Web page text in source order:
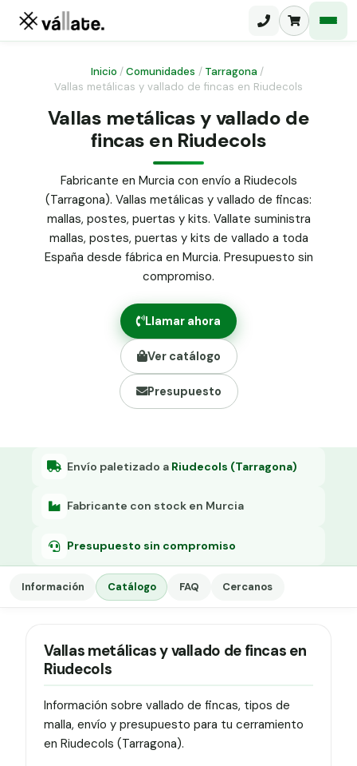
Malla ganadera
Malla simple torsión
Malla triple torsión
Panel malla H.
Puerta abatible dos hojas
Puerta acceso peatonal
Poste malla Hércules
Poste malla simple torsión
Alambre de espino galvanizado
Abrazadera PVC malla H.
Grapa malla H.
Grapadora
Tensor galvanizado
Inicio /Comunidades / Tarragona /
Vallas metálicas y vallado de fincas en Riudecols
Vallas metálicas y vallado de
fincas en Riudecols
Fabricante en Murcia con envío a Riudecols
(Tarragona). Vallas metálicas y vallado de fincas:
mallas, postes, puertas y kits. Vallate suministra
mallas, postes, puertas y kits de vallado a toda
España desde fábrica en Murcia. Presupuesto sin
compromiso.
Llamar ahora
Ver catálogo
Presupuesto
Envío paletizado a Riudecols (Tarragona)
Fabricante con stock en Murcia
Presupuesto sin compromiso
Información Catálogo FAQ Cercanos
Vallas metálicas y vallado de fincas en
Riudecols
Información sobre vallado de fincas, tipos de
malla, envío y presupuesto para tu cerramiento
en Riudecols (Tarragona).